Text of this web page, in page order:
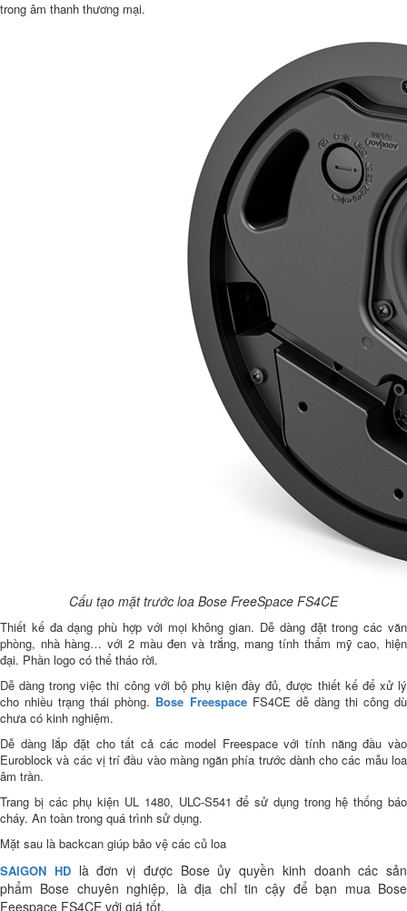
trong âm thanh thương mại.
Cấu tạo mặt trước loa Bose FreeSpace FS4CE
Thiết kế đa dạng phù hợp với mọi không gian. Dễ dàng đặt trong các văn
phòng, nhà hàng… với 2 màu đen và trắng, mang tính thẩm mỹ cao, hiện
đại. Phần logo có thể tháo rời.
Dễ dàng trong việc thi công với bộ phụ kiện đầy đủ, được thiết kế để xử lý
cho nhiều trạng thái phòng. Bose Freespace FS4CE dễ dàng thi công dù
chưa có kinh nghiệm.
Dễ dàng lắp đặt cho tất cả các model Freespacevới tính năng đầu vào
Euroblock và các vị trí đầu vào màng ngăn phía trước dành cho các mẫu loa
âm trần.
Trang bị các phụ kiện UL 1480, ULC-S541 để sử dụng trong hệ thống báo
cháy. An toàn trong quá trình sử dụng.
Mặt sau là backcan giúp bảo vệ các củ loa
SAIGON HDlà đơn vị được Bose ủy quyền kinh doanh các sản
phẩm Bose chuyên nghiệp, là địa chỉ tin cậy để bạn mua Bose
Feespace FS4CE với giá tốt.